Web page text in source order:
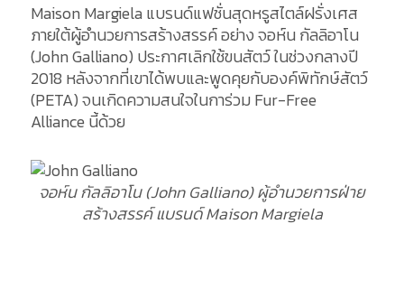
Maison Margiela แบรนด์แฟชั่นสุดหรูสไตล์ฝรั่งเศส
ภายใต้ผู้อำนวยการสร้างสรรค์ อย่าง จอห์น กัลลิอาโน
(John Galliano) ประกาศเลิกใช้ขนสัตว์ ในช่วงกลางปี
2018 หลังจากที่เขาได้พบและพูดคุยกับองค์พิทักษ์สัตว์
(PETA) จนเกิดความสนใจในการ่วม Fur-Free
Alliance นี้ด้วย
จอห์น กัลลิอาโน (John Galliano) ผู้อำนวยการฝ่าย
สร้างสรรค์ แบรนด์ Maison Margiela